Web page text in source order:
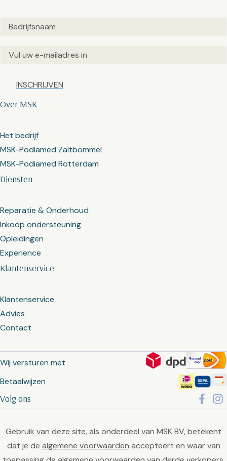
Klantenservice
Klantenservice
Advies
Contact
Diensten
Reparatie & Onderhoud
Inkoop ondersteuning
Opleidingen
Experience
Over MSK
Het bedrijf
MSK-Podiamed Zaltbommel
MSK-Podiamed Rotterdam
Untitled(Vereist)
Email(Vereist)
Captcha
Wij versturen met
Betaalwijzen
Volg ons
Gebruik van deze site, als onderdeel van MSK BV, betekent
dat je de algemene voorwaarden accepteert en waar van